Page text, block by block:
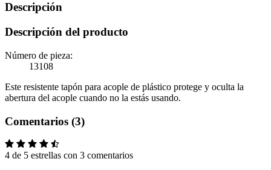
Descripción
Descripción del producto
Número de pieza:
13108
Este resistente tapón para acople de plástico protege y oculta la
abertura del acople cuando no la estás usando.
Comentarios (3)
4 de 5 estrellas con 3 comentarios